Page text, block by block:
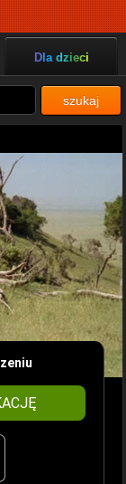
Dla dzieci
szukaj